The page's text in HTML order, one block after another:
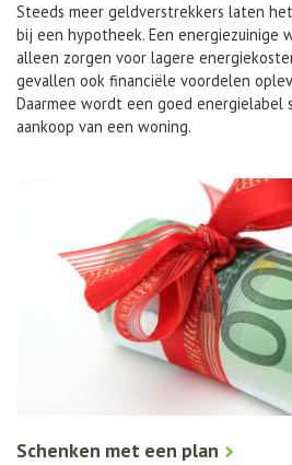
Steeds meer geldverstrekkers laten
bij een hypotheek. Een energiezuinige
alleen zorgen voor lagere
gevallen ook financiële voordelen
Daarmee wordt een goed energielabel
aankoop van een woning.
Schenken met een plan